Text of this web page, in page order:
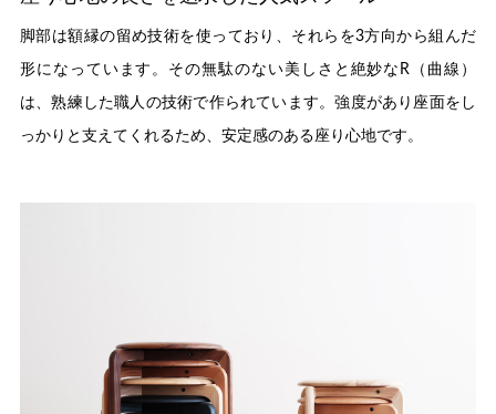
脚部は額縁の留め技術を使っており、それらを3方向から組んだ
形になっています。その無駄のない美しさと絶妙なR（曲線）
は、熟練した職人の技術で作られています。強度があり座面をし
っかりと支えてくれるため、安定感のある座り心地です。